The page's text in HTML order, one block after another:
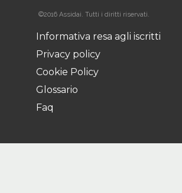
©2016 Assidai. Tutti i diritti riservati.
Informativa resa agli iscritti
Privacy policy
Cookie Policy
Glossario
Faq